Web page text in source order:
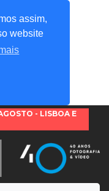
assim,
website
- LISBOA E